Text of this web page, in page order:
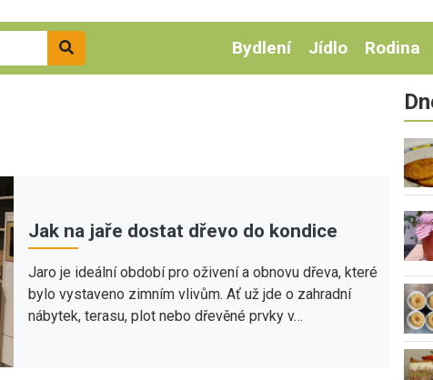
Bydlení Jídlo Rodina
Jak na jaře dostat dřevo do kondice
Jaro je ideální období pro oživení a obnovu dřeva, které
bylo vystaveno zimním vlivům. Ať už jde o zahradní
nábytek, terasu, plot nebo dřevěné prvky v…